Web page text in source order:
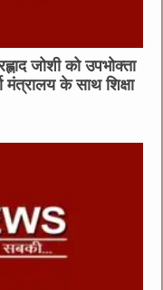
जोशी को उपभोक्ता
मंत्रालय के साथ शिक्षा